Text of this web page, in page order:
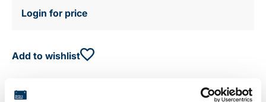
Login for price
Add to wishlist
Description